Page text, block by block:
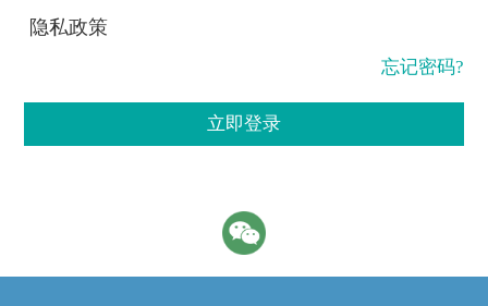
隐私政策
忘记密码?
立即登录